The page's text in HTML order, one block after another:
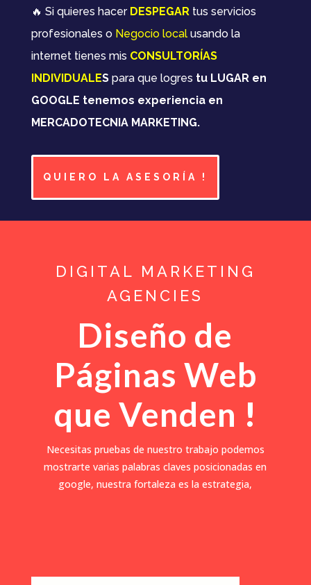
🔥 Si quieres hacer DESPEGAR tus servicios
profesionales o Negocio localusando la
internet tienes mis CONSULTORÍAS
INDIVIDUALESpara que logres tu LUGAR en
GOOGLE tenemos experiencia en
MERCADOTECNIA MARKETING.
QUIERO LA ASESORÍA !
DIGITAL MARKETING
AGENCIES
Diseño de
Páginas Web
que Venden !
Necesitas pruebas de nuestro trabajo podemos
mostrarte varias palabras claves posicionadas en
google, nuestra fortaleza es la estrategia,